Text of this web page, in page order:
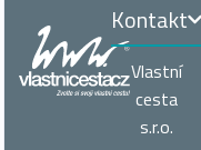
Kontakt
Vlastní
cesta
s.r.o.